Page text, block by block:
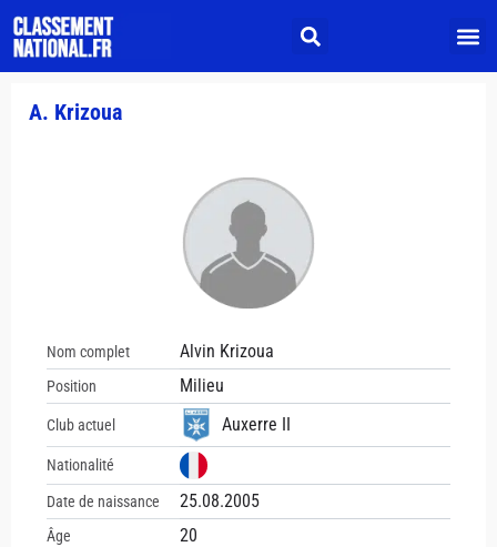
A. Krizoua
Nom complet Alvin Krizoua
Position Milieu
Club actuel Auxerre II
Nationalité
Date de naissance 25.08.2005
Âge 20